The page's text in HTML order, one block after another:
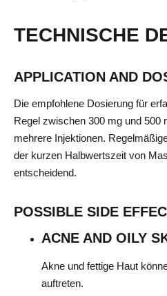
TECHNISCHE
APPLICATION AND
Die empfohlene Dosierung für
Regel zwischen 300 mg und 500
mehrere Injektionen.
der kurzen Halbwertszeit von
entscheidend.
POSSIBLE SIDE
ACNE AND OILY
Akne und fettige Haut
auftreten.